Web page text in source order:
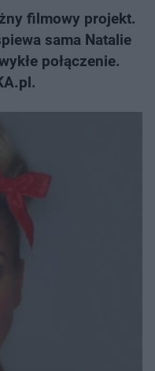
filmowy projekt.
sama Natalie
połączenie.